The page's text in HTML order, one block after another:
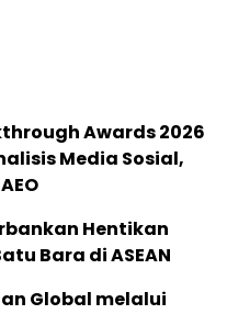
Awards 2026
Media Sosial,
Hentikan
Bara di ASEAN
Global melalui